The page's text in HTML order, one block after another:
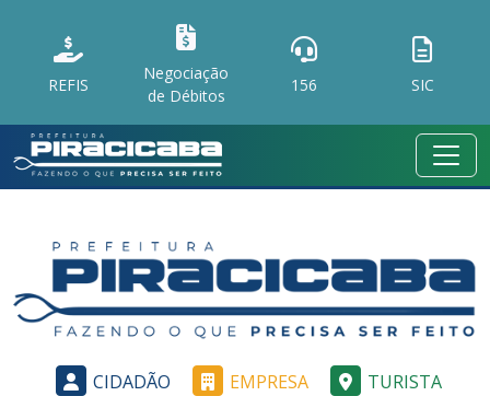
REFIS
Negociação
de Débitos
156 SIC
CIDADÃO EMPRESA TURISTA